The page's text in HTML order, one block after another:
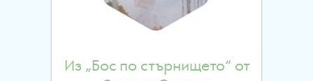
Из „Бос по стърнището“ от